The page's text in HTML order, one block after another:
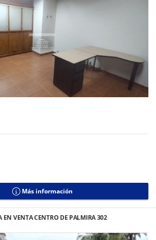
Más información
EN VENTA CENTRO DE PALMIRA 302